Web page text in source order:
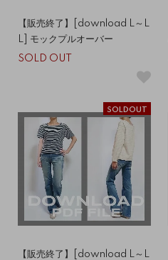
【販売終了】[download L～L
L] モックプルオーバー
SOLD OUT
SOLDOUT
【販売終了】[download L～L